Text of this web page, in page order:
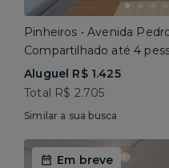
Pinheiros • Avenida
Compartilhado até 4
Aluguel R$ 1.425
Total R$ 2.705
Similar a sua busca
Em breve